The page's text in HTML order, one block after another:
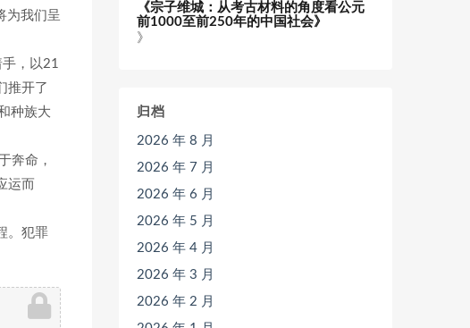
为我们呈
手，以21
推开了
种族大
奔命，
运而
。犯罪
《宗子维城：从考古材料的角度看公元
前1000至前250年的中国社会》
》
归档
2026 年 8 月
2026 年 7 月
2026 年 6 月
2026 年 5 月
2026 年 4 月
2026 年 3 月
2026 年 2 月